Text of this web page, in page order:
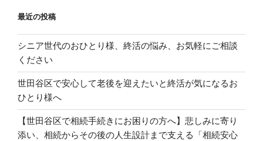
最近の投稿
シニア世代のおひとり様、終活の悩み、お気軽にご相談
ください
世田谷区で安心して老後を迎えたいと終活が気になるお
ひとり様へ
【世田谷区で相続手続きにお困りの方へ】悲しみに寄り
添い、相続からその後の人生設計まで支える「相続安心